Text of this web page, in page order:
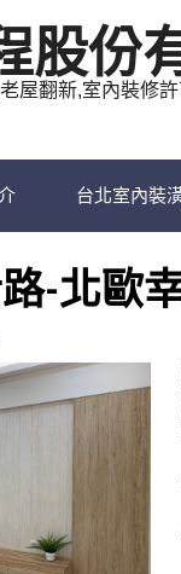
股份
屋翻新,室內裝修
台北室內裝
-北歐